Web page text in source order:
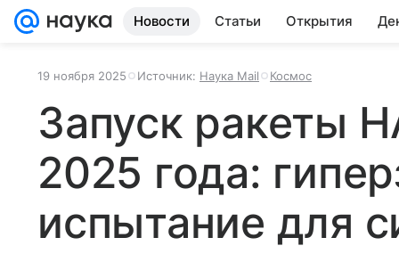
Новости Статьи Открытия
19 ноября 2025 Источник: Наука Mail Космос
Запуск ракеты
2025 года:
испытание для